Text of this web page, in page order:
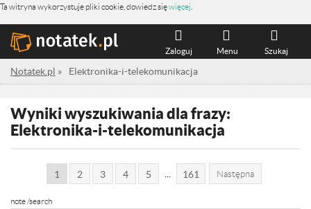
Ta witryna wykorzystuje pliki cookie, dowiedz sięwięcej
Szukaj
Menu
Zaloguj
Notatek.pl » Elektronika-i-telekomunikacja
Wyniki wyszukiwania dla frazy:
Elektronika-i-telekomunikacja
1 2 3 4 5 161 Następna
note /search